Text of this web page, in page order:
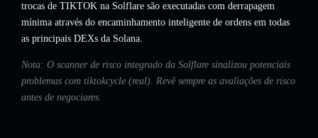
trocas de TIKTOK na Solflare são executadas com derrapagem
mínima através do encaminhamento inteligente de ordens em todas
as principais DEXs da Solana.
Nota: O scanner de risco integrado da Solflare sinalizou potenciais
problemas com tiktokcycle (real). Revê sempre as avaliações de risco
antes de negociares.